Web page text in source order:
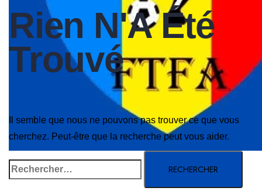
Rien N'A Été
Trouvé
Il semble que nous ne pouvons pas trouver ce que vous
cherchez. Peut-être que la recherche peut vous aider.
Rechercher :